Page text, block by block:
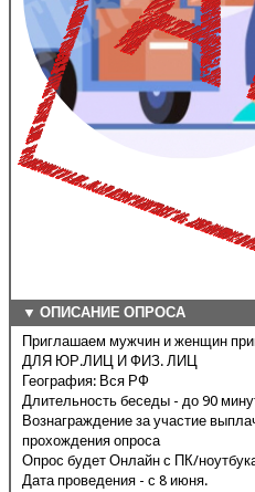
▼ ОПИСАНИЕ ОПРОСА
Приглашаем мужчин и женщин
ДЛЯ ЮР.ЛИЦ И ФИЗ. ЛИЦ
География: Вся РФ
Длительность беседы - до 90
Вознаграждение за участие
прохождения опроса
Опрос будет Онлайн с ПК/
Дата проведения - с 8 июня.